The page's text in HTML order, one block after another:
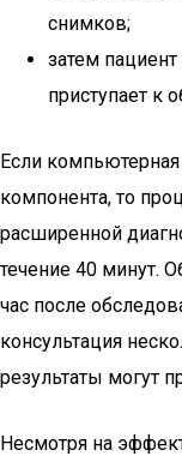
снимков;
затем
приступает к
Если
компонента, то
расширенной
течение 40 минут.
час после
консультация
результаты могут
Несмотря на